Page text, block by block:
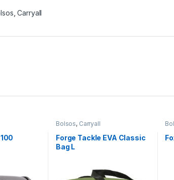
,Carryall
Bolsos, Carryall
Forge Tackle EVA Classic
Bag L